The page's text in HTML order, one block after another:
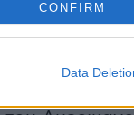
CONFIRM
Data
για τον
υπόθεση. Η